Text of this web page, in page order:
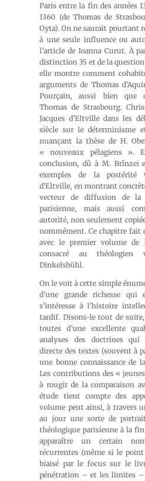
Paris entre la fin des années
1360 (de Thomas de
Oyta). On ne saurait pourtant
à une seule influence ou
l’article de Ioanna Curut. À
distinction 35 et de la
elle montre comment
arguments de Thomas
Pourçain, aussi bien que
Thomas de Strasbourg.
Jacques d’Eltville dans les
siècle sur le déterminisme
nuançant la thèse de H.
« nouveaux pélagiens ».
conclusion, dû à M. Brînzei
exemples de la postérité
d’Eltville, en montrant
vecteur de diffusion de la
parisienne, mais aussi
autorité, non seulement
nommément. Ce chapitre fait
avec le premier volume
consacré au théologien
Dinkelsbühl.
On le voit à cette simple
d’une grande richesse
s’intéresse à l’histoire
tardif. Disons-le tout de
toutes d’une excellente
analyses des doctrines
directe des textes (souvent à
une bonne connaissance de
Les contributions des «
à rougir de la comparaison
étude tient compte des
volume peut ainsi, à travers
au jour une sorte de
théologique parisienne à la
apparaître un certain
récurrentes (même si le
biaisé par le focus sur le
pénétration – et les limites